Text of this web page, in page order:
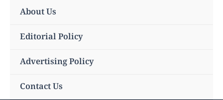
content
About Us
Editorial Policy
Advertising Policy
Contact Us